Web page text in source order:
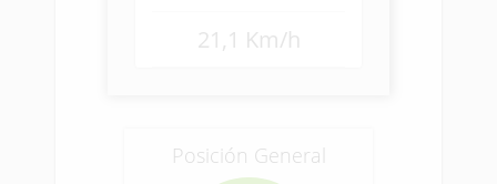
21,1 Km/h
Posición General